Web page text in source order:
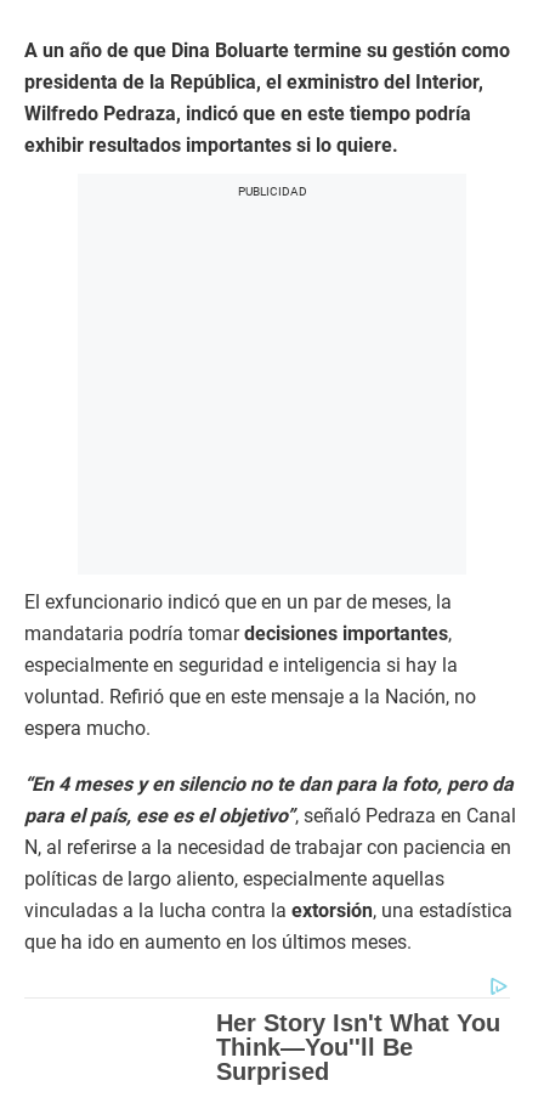
A un año de que Dina Boluarte termine su gestión como
presidenta de la República, el exministro del Interior,
Wilfredo Pedraza, indicó que en este tiempo podría
exhibir resultados importantes si lo quiere.
El exfuncionario indicó que en un par de meses, la
mandataria podría tomardecisiones importantes,
especialmente en seguridad e inteligencia si hay la
voluntad. Refirió que en este mensaje a la Nación, no
espera mucho.
“En 4 meses y en silencio no te dan para la foto, pero da
para el país, ese es el objetivo”, señaló Pedraza en Canal
N, al referirse a la necesidad de trabajar con paciencia en
políticas de largo aliento, especialmente aquellas
vinculadas a la lucha contra la extorsión, una estadística
que ha ido en aumento en los últimos meses.